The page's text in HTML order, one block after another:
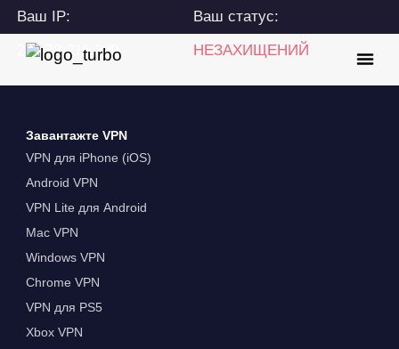
Ваш IP:
216.73.216.200
Ваш статус:
НЕЗАХИЩЕНИЙ
Завантажте VPN
VPN для iPhone (iOS)
Android VPN
VPN Lite для Android
Mac VPN
Windows VPN
Chrome VPN
VPN для PS5
Xbox VPN